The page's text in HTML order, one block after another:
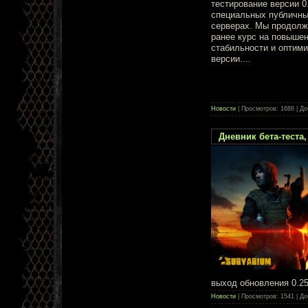
тестирование версии
специальных
серверах. Мы
ранее курс на
стабильности и
версии....
Новости | Просмотров: 1686 |
Дневник бета-
выход обновления
Новости | Просмотров: 1541 |